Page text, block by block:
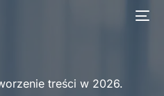
treści w 2026.